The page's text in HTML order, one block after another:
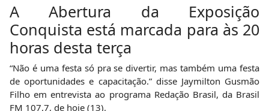
A Abertura da Exposição
Conquista está marcada para às 20
horas desta terça
“Não é uma festa só pra se divertir, mas também uma festa
de oportunidades e capacitação.” disse Jaymilton Gusmão
Filho em entrevista ao programa Redação Brasil, da Brasil
FM 107,7, de hoje (13).